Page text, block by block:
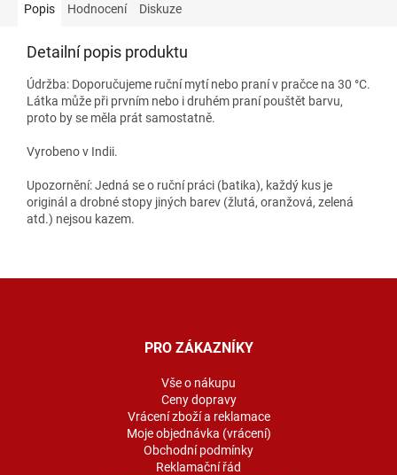
Popis Hodnocení Diskuze
Detailní popis produktu
Údržba: Doporučujeme ruční mytí nebo praní v pračce na 30 °C.
Látka může při prvním nebo i druhém praní pouštět barvu,
proto by se měla prát samostatně.
Vyrobeno v Indii.
Upozornění: Jedná se o ruční práci (batika), každý kus je
originál a drobné stopy jiných barev (žlutá, oranžová, zelená
atd.) nejsou kazem.
PRO ZÁKAZNÍKY
Vše o nákupu
Ceny dopravy
Vrácení zboží a reklamace
Moje objednávka (vrácení)
Obchodní podmínky
Reklamační řád